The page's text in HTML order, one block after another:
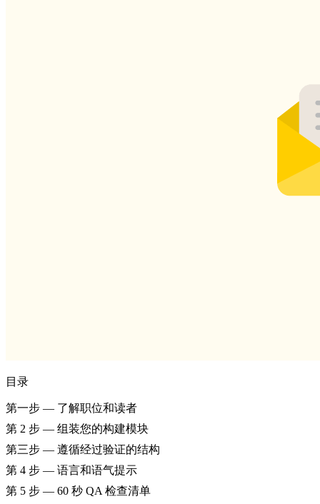
目录
第一步 — 了解职位和读者
第 2 步 — 组装您的构建模块
第三步 — 遵循经过验证的结构
第 4 步 — 语言和语气提示
第 5 步 — 60 秒 QA 检查清单